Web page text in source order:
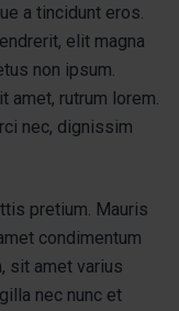
a tincidunt eros.
elit magna
non ipsum.
rutrum lorem.
nec, dignissim
pretium. Mauris
condimentum
sit amet varius
nec nunc et